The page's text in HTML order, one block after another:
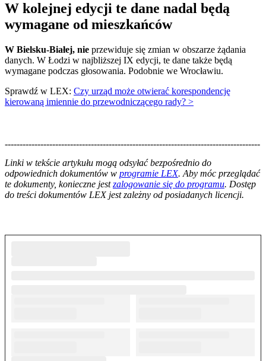
W kolejnej edycji te dane nadal będą
wymagane od mieszkańców
W Bielsku-Białej, nie przewiduje się zmian w obszarze żądania
danych. W Łodzi w najbliższej IX edycji, te dane także będą
wymagane podczas głosowania. Podobnie we Wrocławiu.
Sprawdź w LEX: Czy urząd może otwierać korespondencję
kierowaną imiennie do przewodniczącego rady? >
--------------------------------------------------------------------------------------
Linki w tekście artykułu mogą odsyłać bezpośrednio do
odpowiednich dokumentów w programie LEX. Aby móc przeglądać
te dokumenty, konieczne jestzalogowanie się do programu. Dostęp
do treści dokumentów LEX jest zależny od posiadanych licencji.